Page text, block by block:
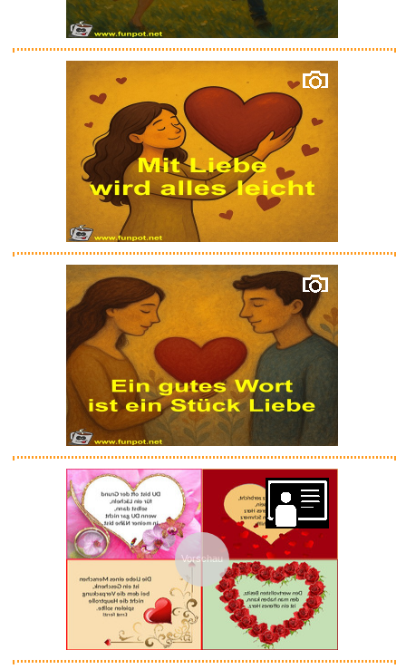
BMW R 1200 GS: Wartung,
Pflege...
Anzeige
Duke Ellington & John Coltrane...
Philips LFH4422 SpeechExec
Titan Ohrringe - Allergiefrei ...
Anzeige
Frauen Sparkle Glänzend T...
Anzeige
Vorschau